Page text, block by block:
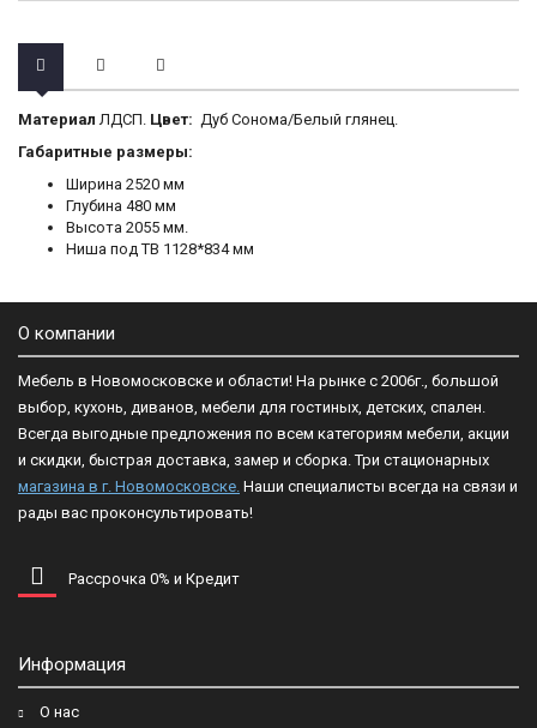
Материал ЛДСП. Цвет: Дуб Сонома/Белый глянец.
Габаритные размеры:
Ширина 2520 мм
Глубина 480 мм
Высота 2055 мм.
Ниша под ТВ 1128*834 мм
О компании
Мебель в Новомосковске и области! На рынке с 2006г., большой
выбор, кухонь, диванов, мебели для гостиных, детских, спален.
Всегда выгодные предложения по всем категориям мебели, акции
и скидки, быстрая доставка, замер и сборка. Три стационарных
магазина в г. Новомосковске. Наши специалисты всегда на связи и
рады вас проконсультировать!
Рассрочка 0% и Кредит
Информация
О нас